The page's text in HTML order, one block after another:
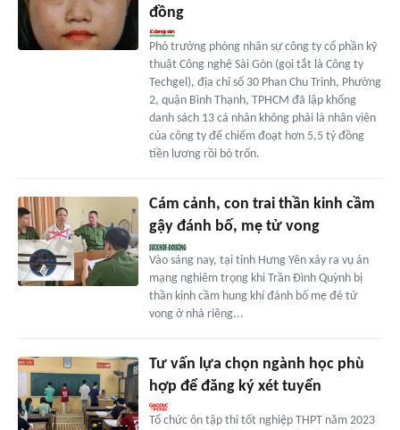
đồng
Phó trưởng phòng nhân sự công ty cổ phần kỹ
thuật Công nghệ Sài Gòn (gọi tắt là Công ty
Techgel), địa chỉ số 30 Phan Chu Trinh, Phường
2, quận Bình Thạnh, TPHCM đã lập khống
danh sách 13 cá nhân không phải là nhân viên
của công ty để chiếm đoạt hơn 5,5 tỷ đồng
tiền lương rồi bỏ trốn.
Cám cảnh, con trai thần kinh cầm
gậy đánh bố, mẹ tử vong
Vào sáng nay, tại tỉnh Hưng Yên xảy ra vụ án
mạng nghiêm trọng khi Trần Đình Quỳnh bị
thần kinh cầm hung khí đánh bố mẹ đẻ tử
vong ở nhà riêng...
Tư vấn lựa chọn ngành học phù
hợp để đăng ký xét tuyển
Tổ chức ôn tập thi tốt nghiệp THPT năm 2023